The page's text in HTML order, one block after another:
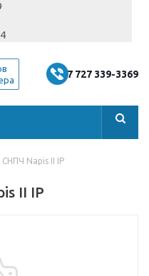
+7 727 339-3369
СНПЧ Napis II IP
II IP